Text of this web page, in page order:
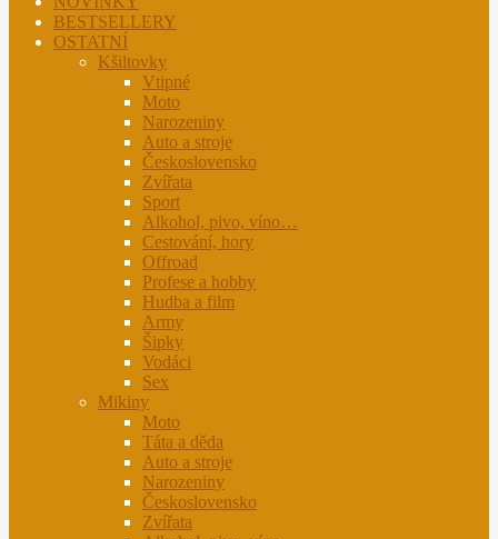
BESTSELLERY
OSTATNÍ
Kšiltovky
Vtipné
Moto
Narozeniny
Auto a stroje
Československo
Zvířata
Sport
Alkohol, pivo, víno…
Cestování, hory
Offroad
Profese a hobby
Hudba a film
Army
Šipky
Vodáci
Sex
Mikiny
Moto
Táta a děda
Auto a stroje
Narozeniny
Československo
Zvířata